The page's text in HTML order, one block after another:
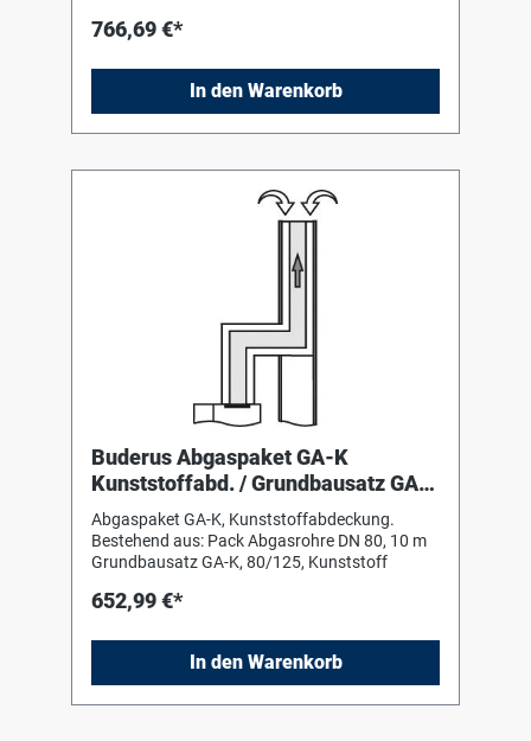
766,69 €*
In den Warenkorb
Buderus Abgaspaket GA-K
Kunststoffabd. / Grundbausatz GA-
K, 9,60 m Abgasrohr
Abgaspaket GA-K, Kunststoffabdeckung.
Bestehend aus: Pack Abgasrohre DN 80, 10 m
Grundbausatz GA-K, 80/125, Kunststoff
652,99 €*
In den Warenkorb